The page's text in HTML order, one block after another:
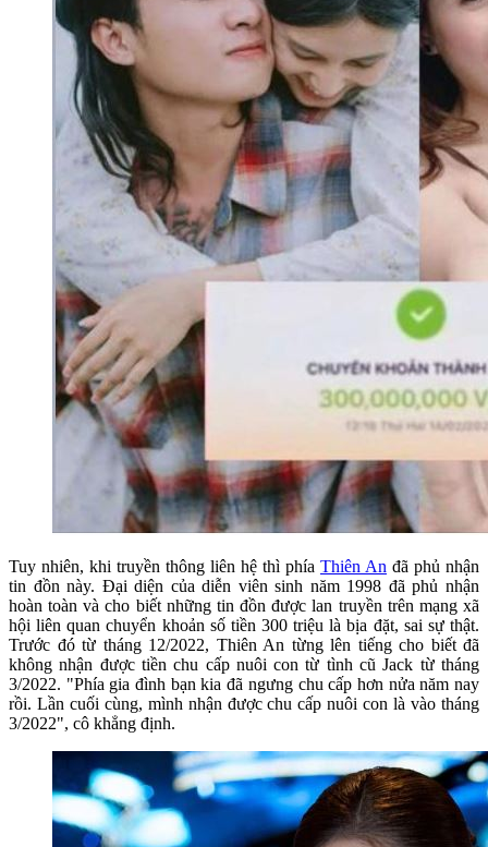
Tuy nhiên, khi truyền thông liên hệ thì phía Thiên An đã phủ nhận
tin đồn này. Đại diện của diễn viên sinh năm 1998 đã phủ nhận
hoàn toàn và cho biết những tin đồn được lan truyền trên mạng xã
hội liên quan chuyển khoản số tiền 300 triệu là bịa đặt, sai sự thật.
Trước đó từ tháng 12/2022, Thiên An từng lên tiếng cho biết đã
không nhận được tiền chu cấp nuôi con từ tình cũ Jack từ tháng
3/2022. "Phía gia đình bạn kia đã ngưng chu cấp hơn nửa năm nay
rồi. Lần cuối cùng, mình nhận được chu cấp nuôi con là vào tháng
3/2022", cô khẳng định.